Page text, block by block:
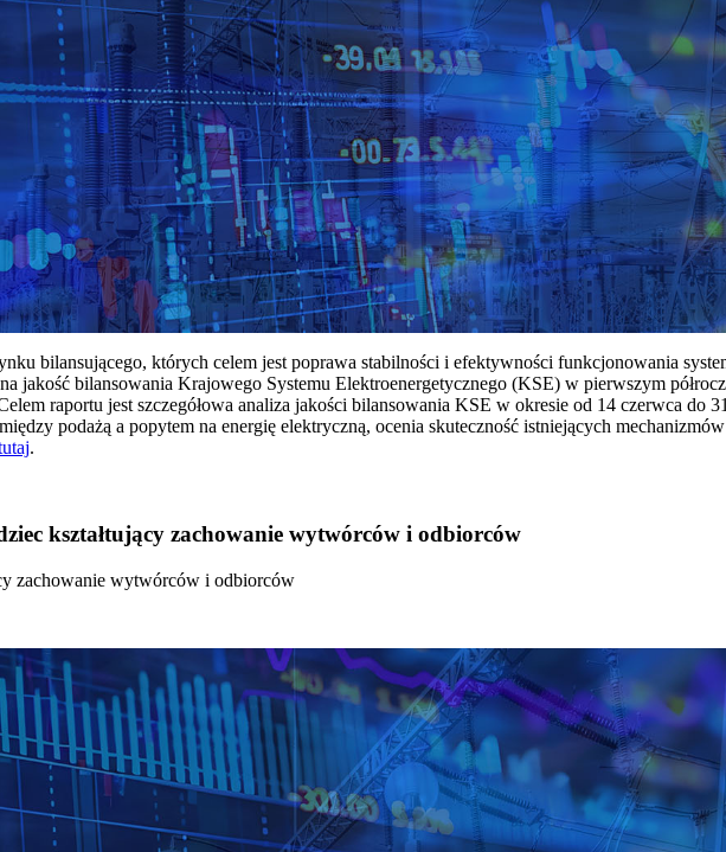
bilansującego, których celem jest poprawa stabilności i efektywności funkcjonowania
jakość bilansowania Krajowego Systemu Elektroenergetycznego (KSE) w pierwszym
raportu jest szczegółowa analiza jakości bilansowania KSE w okresie od 14 czerwca do
podażą a popytem na energię elektryczną, ocenia skuteczność istniejących
.
kształtujący zachowanie wytwórców i odbiorców
zachowanie wytwórców i odbiorców